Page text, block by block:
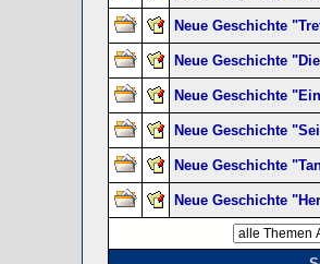
Neue Geschichte
Neue Geschichte
Neue Geschichte
Neue Geschichte
Neue Geschichte
Neue Geschichte